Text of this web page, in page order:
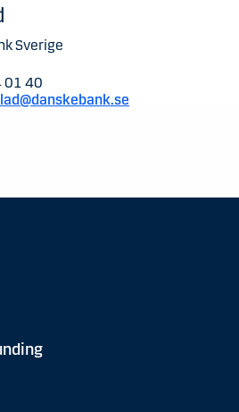
Sverige
01 40